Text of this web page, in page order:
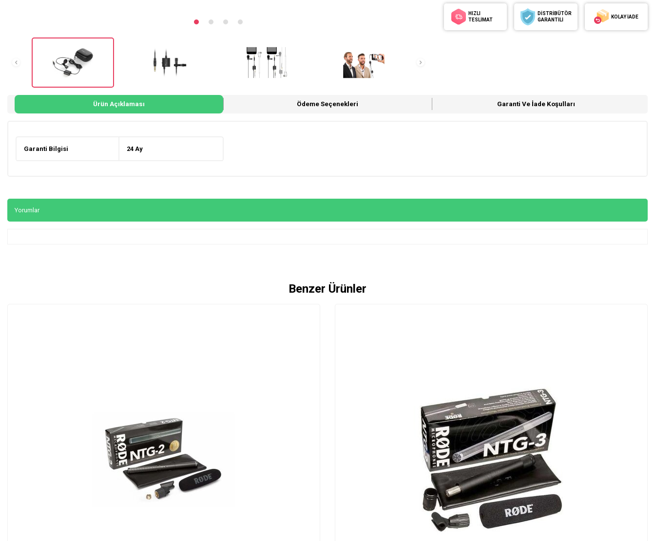
HIZLI
TESLİMAT
DİSTRİBÜTÖR
GARANTİLİ
KOLAY İADE
Ürün Açıklaması Ödeme Seçenekleri Garanti Ve İade Koşulları
Garanti Bilgisi 24 Ay
Yorumlar
Benzer Ürünler